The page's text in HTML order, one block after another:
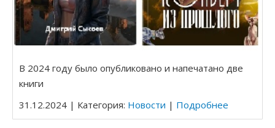
ШУТНИКИ ВО ВРЕМЕНИ
РАСКОПКИ В БУДУЩЕЕ
Как меня спасали Птицы
Мы под куполом
В 2024 году было опубликовано и напечатано две
книги
31.12.2024 | Категория: Новости | Подробнее